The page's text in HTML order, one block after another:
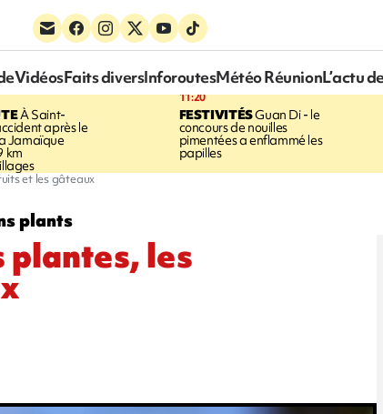
VidéosFaits diversInforoutesMétéo RéunionL’actu
À Saint-
après le
Jamaïque
km
11:20
FESTIVITÉSGuan Di - le
concours de nouilles
pimentées a enflammé les
papilles
et les gâteaux
plants
plantes, les